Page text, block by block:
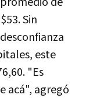
Sin
este
"Es
acá", agregó